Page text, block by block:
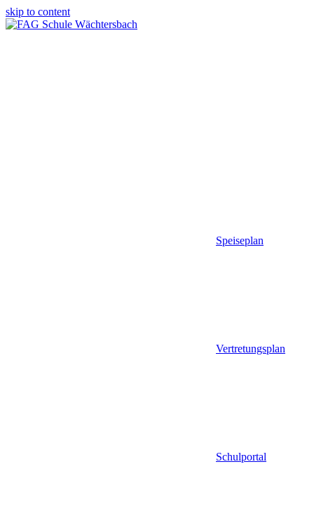
skip to content
Speiseplan
Vertretungsplan
Schulportal